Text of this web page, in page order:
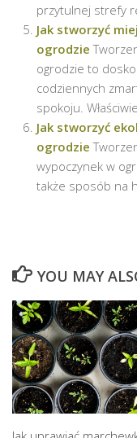
przytulnej strefy
Jak stworzyć
ogrodzie
ogrodzie to
codziennych
spokoju.
Jak stworzyć
ogrodzie
wypoczynek w
także sposób na
YOU MAY